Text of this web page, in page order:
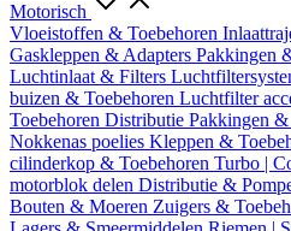
Motorisch
Vloeistoffen & Toebehoren
Gaskleppen & Adapters Pakkingen
Luchtinlaat & Filters
buizen & Toebehoren Luchtfilter
Toebehoren Distributie Pakkingen &
Nokkenas poelies Kleppen &
cilinderkop & Toebehoren Turbo |
motorblok delen Distributie &
Bouten & Moeren Zuigers &